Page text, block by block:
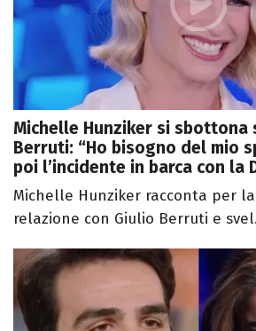
Michelle Hunziker si sbottona
Berruti: “Ho bisogno del mio
poi l’incidente in barca con la
Michelle Hunziker racconta per
relazione con Giulio Berruti e